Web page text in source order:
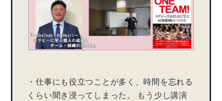
・仕事にも役立つことが多く、時間を忘れる
くらい聞き浸ってしまった。 もう少し講演